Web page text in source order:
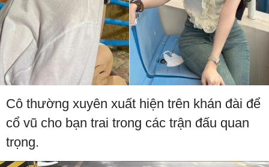
Cô thường xuyên xuất hiện trên khán đài để
cổ vũ cho bạn trai trong các trận đấu quan
trọng.